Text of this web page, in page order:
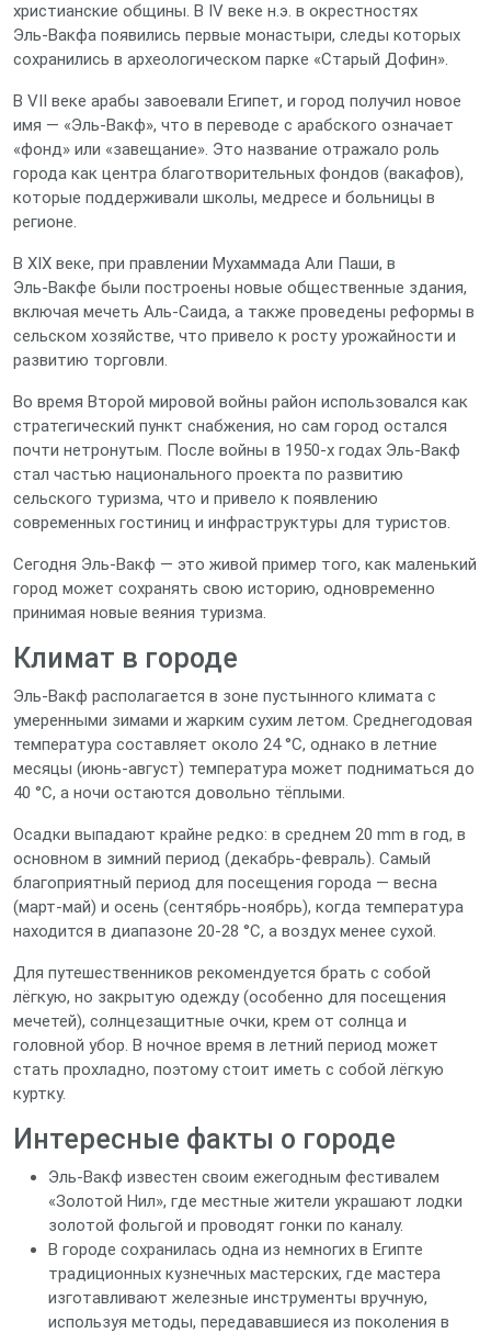
христианские общины. В IV веке н.э. в окрестностях
Эль‑Вакфа появились первые монастыри, следы которых
сохранились в археологическом парке «Старый Дофин».
В VII веке арабы завоевали Египет, и город получил новое
имя — «Эль‑Вакф», что в переводе с арабского означает
«фонд» или «завещание». Это название отражало роль
города как центра благотворительных фондов (вакафов),
которые поддерживали школы, медресе и больницы в
регионе.
В XIX веке, при правлении Мухаммада Али Паши, в
Эль‑Вакфе были построены новые общественные здания,
включая мечеть Аль‑Саида, а также проведены реформы в
сельском хозяйстве, что привело к росту урожайности и
развитию торговли.
Во время Второй мировой войны район использовался как
стратегический пункт снабжения, но сам город остался
почти нетронутым. После войны в 1950‑х годах Эль‑Вакф
стал частью национального проекта по развитию
сельского туризма, что и привело к появлению
современных гостиниц и инфраструктуры для туристов.
Сегодня Эль‑Вакф — это живой пример того, как маленький
город может сохранять свою историю, одновременно
принимая новые веяния туризма.
Климат в городе
Эль‑Вакф располагается в зоне пустынного климата с
умеренными зимами и жарким сухим летом. Среднегодовая
температура составляет около 24 °C, однако в летние
месяцы (июнь‑август) температура может подниматься до
40 °C, а ночи остаются довольно тёплыми.
Осадки выпадают крайне редко: в среднем 20 mm в год, в
основном в зимний период (декабрь‑февраль). Самый
благоприятный период для посещения города — весна
(март‑май) и осень (сентябрь‑ноябрь), когда температура
находится в диапазоне 20‑28 °C, а воздух менее сухой.
Для путешественников рекомендуется брать с собой
лёгкую, но закрытую одежду (особенно для посещения
мечетей), солнцезащитные очки, крем от солнца и
головной убор. В ночное время в летний период может
стать прохладно, поэтому стоит иметь с собой лёгкую
куртку.
Интересные факты о городе
Эль‑Вакф известен своим ежегодным фестивалем
«Золотой Нил», где местные жители украшают лодки
золотой фольгой и проводят гонки по каналу.
В городе сохранилась одна из немногих в Египте
традиционных кузнечных мастерских, где мастера
изготавливают железные инструменты вручную,
используя методы, передававшиеся из поколения в